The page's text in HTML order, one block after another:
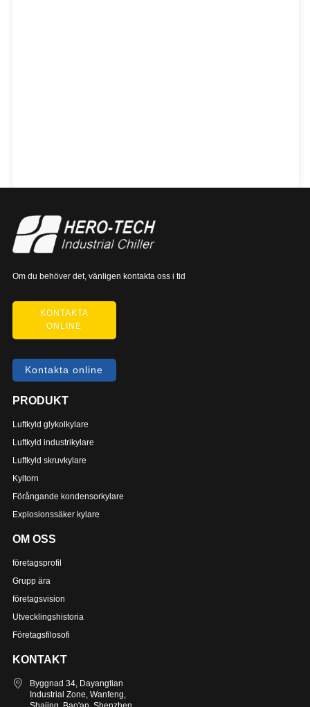
Om du behöver det, vänligen kontakta oss i tid
KONTAKTA
ONLINE
Kontakta online
PRODUKT
Luftkyld glykolkylare
Luftkyld industrikylare
Luftkyld skruvkylare
Kyltorn
Förångande kondensorkylare
Explosionssäker kylare
OM OSS
företagsprofil
Grupp ära
företagsvision
Utvecklingshistoria
Företagsfilosofi
KONTAKT
Byggnad 34, Dayangtian
Industrial Zone, Wanfeng,